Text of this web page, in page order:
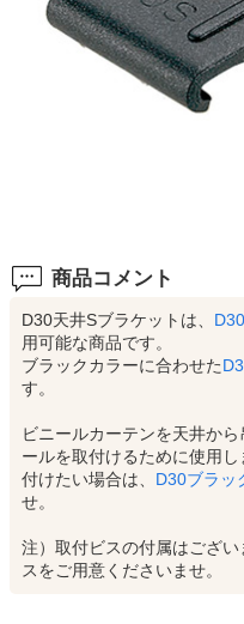
商品コメント
D30天井Sブラケットは、
用可能な商品です。
ブラックカラーに合わせた
す。
ビニールカーテンを天井か
ールを取付けるために使用
付けたい場合は、 D30ブラッ
せ。
注）取付ビスの付属はござ
スをご用意くださいませ。